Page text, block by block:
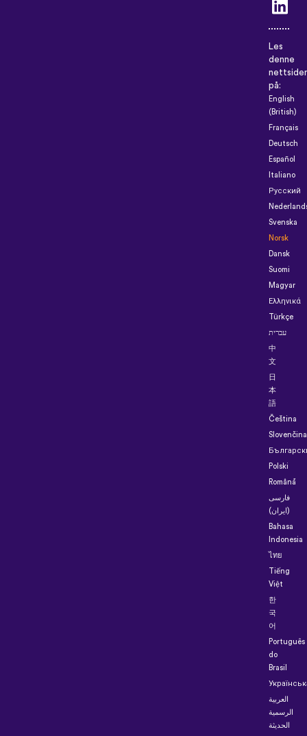
Les
denne
på:
English
(British)
Français
Deutsch
Español
Italiano
Русский
Svenska
Norsk
Dansk
Suomi
Magyar
Ελληνικά
Türkçe
עברית
中
文
日
本
語
Čeština
Slovenčina
Polski
Română
فارسی
(ایران)
Bahasa
Indonesia
ไทย
Tiếng
Việt
한
국
어
Português
do
Brasil
العربية
الرسمية
الحديثة